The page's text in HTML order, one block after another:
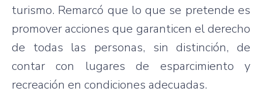
turismo. Remarcó que lo que se pretende es
promover acciones que garanticen el derecho
de todas las personas, sin distinción, de
contar con lugares de esparcimiento y
recreación en condiciones adecuadas.